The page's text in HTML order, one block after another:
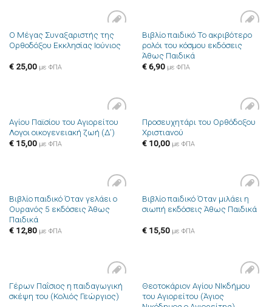
Πρόσθήκη
στην λίστα
Ο Μέγας Συναξαριστής της
Ορθοδόξου Εκκλησίας Ιούνιος
€25,00 με ΦΠΑ
Πρόσθήκη
στην λίστα
Βιβλίο παιδικό Το ακριβότερο
ρολόι του κόσμου εκδόσεις
Άθως Παιδικά
€6,90 με ΦΠΑ
Πρόσθήκη
στην λίστα
Αγίου Παϊσίου του Αγιορείτου
Λογοι οικογενειακή ζωή (Δ’)
€15,00 με ΦΠΑ
Πρόσθήκη
Προσευχητάρι του Ορθόδοξου
Χριστιανού
€10,00 με ΦΠΑ
Πρόσθήκη
στην λίστα
Βιβλίο παιδικό Όταν γελάει ο
Ουρανός 5 εκδόσεις Άθως
Παιδικά
€12,80 με ΦΠΑ
Πρόσθήκη
στην λίστα
Βιβλίο παιδικό Όταν μιλάει η
σιωπή εκδόσεις Άθως Παιδικά
€15,50 με ΦΠΑ
Πρόσθήκη
στην λίστα
Γέρων Παΐσιος η παιδαγωγική
σκέψη του (Κολιός Γεώργιος)
Πρόσθήκη
στην λίστα
Θεοτοκάριον Αγίου ΝΙκδήμου
του Αγιορείτου (Άγιος